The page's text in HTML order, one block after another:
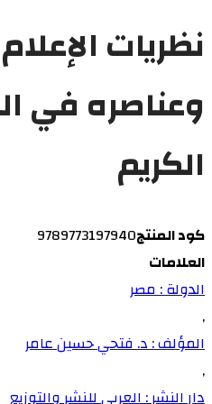
نظريات
وعناصره في
الكريم
كود المنتج9789773197940
العلامات
الدولة : مصر
,
المؤلف : د. فتحي حسين عامر
,
دار النشر : العربي للنشر والتوزيع